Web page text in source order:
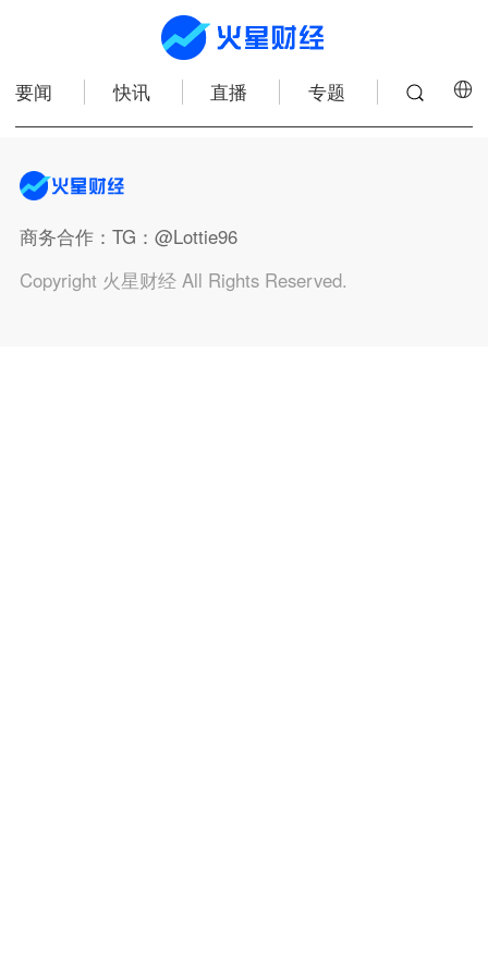
要闻 快讯 直播 专题
商务合作：TG：@Lottie96
Copyright 火星财经 All Rights Reserved.